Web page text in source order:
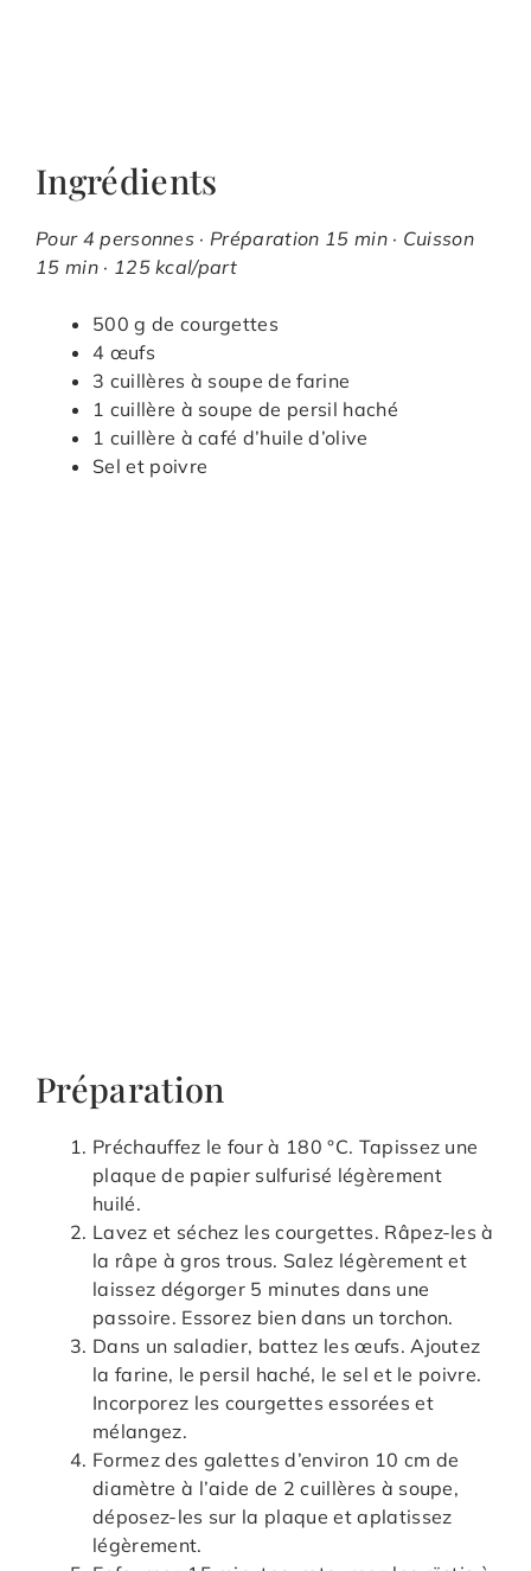
Ingrédients
Pour 4 personnes · Préparation 15 min · Cuisson
15 min · 125 kcal/part
500 g de courgettes
4 œufs
3 cuillères à soupe de farine
1 cuillère à soupe de persil haché
1 cuillère à café d’huile d’olive
Sel et poivre
Préparation
Préchauffez le four à 180 °C. Tapissez une
plaque de papier sulfurisé légèrement
huilé.
Lavez et séchez les courgettes. Râpez-les à
la râpe à gros trous. Salez légèrement et
laissez dégorger 5 minutes dans une
passoire. Essorez bien dans un torchon.
Dans un saladier, battez les œufs. Ajoutez
la farine, le persil haché, le sel et le poivre.
Incorporez les courgettes essorées et
mélangez.
Formez des galettes d’environ 10 cm de
diamètre à l’aide de 2 cuillères à soupe,
déposez-les sur la plaque et aplatissez
légèrement.